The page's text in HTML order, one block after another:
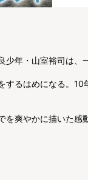
年・山室裕司は、
るはめになる。
爽やかに描いた感